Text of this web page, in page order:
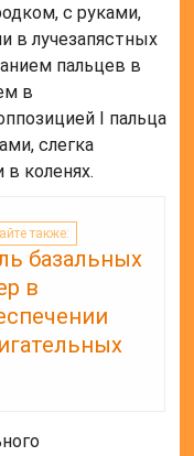
с руками,
в лучезапястных
пальцев в
в
I пальца
слегка
коленях.
также:
базальных
в